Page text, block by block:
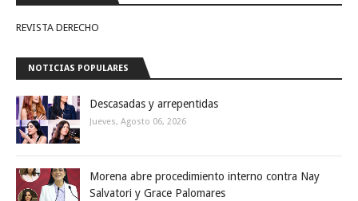
REVISTA DERECHO
NOTICIAS POPULARES
Descasadas y arrepentidas
Jueves, Agosto 06, 2026
Morena abre procedimiento interno contra Nay
Salvatori y Grace Palomares